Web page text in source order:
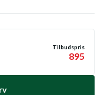
Tilbudspris
895